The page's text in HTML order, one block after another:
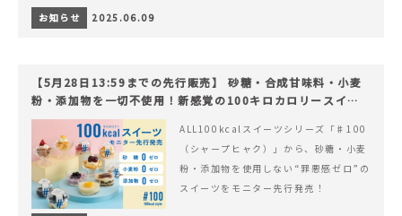
お知らせ
2025.06.09
【5月28日13:59までの先行販売】 砂糖・合成甘味料・小麦
粉・添加物を一切不使用！新感覚の100キロカロリースイー
ツでヘルシーライフを。
ALL100kcalスイーツシリーズ「♯100
（シャープヒャク）」から、砂糖・小麦
粉・添加物を使用しない“罪悪感ゼロ”の
スイーツをモニター先行発売！